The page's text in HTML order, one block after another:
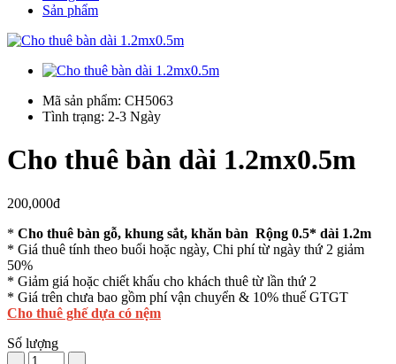
Sản phẩm
Mã sản phẩm: CH5063
Tình trạng: 2-3 Ngày
Cho thuê bàn dài 1.2mx0.5m
200,000đ
* Cho thuê bàn gỗ, khung sắt, khăn bàn Rộng 0.5* dài 1.2m
* Giá thuê tính theo buổi hoặc ngày, Chi phí từ ngày thứ 2 giảm
50%
* Giảm giá hoặc chiết khấu cho khách thuê từ lần thứ 2
* Giá trên chưa bao gồm phí vận chuyển & 10% thuế GTGT
Cho thuê ghế dựa có nệm
Số lượng